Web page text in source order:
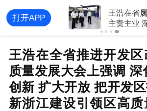
王浩在省属企业调研时强调
主责主业 深化改革创新 做
做大 加快实现高质量发展
王浩在全省推进开发
质量发展大会上强调 深
创新 扩大开放 把开发
新浙江建设引领区高质